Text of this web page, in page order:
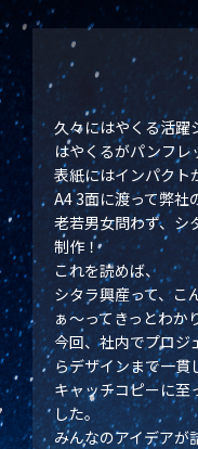
久々にはやくる活躍
はやくるがパンフレ
表紙にはインパクト
A4 3面に渡って弊社
老若男女問わず、シ
制作！
これを読めば、
シタラ興産って、こ
ぁ〜ってきっとわか
今回、社内でプロジ
らデザインまで一貫
キャッチコピーに至
した。
みんなのアイデアが